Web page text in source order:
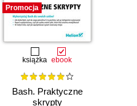
Promocja
książka ebook
Bash. Praktyczne
skrypty